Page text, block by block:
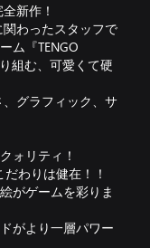
新作！
わったスタッフで
ム『TENGO
組む、可愛くて硬
グラフィック、サ
ォリティ！
だわりは健在！！
がゲームを彩りま
がより一層パワー